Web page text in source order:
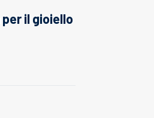
il gioiello